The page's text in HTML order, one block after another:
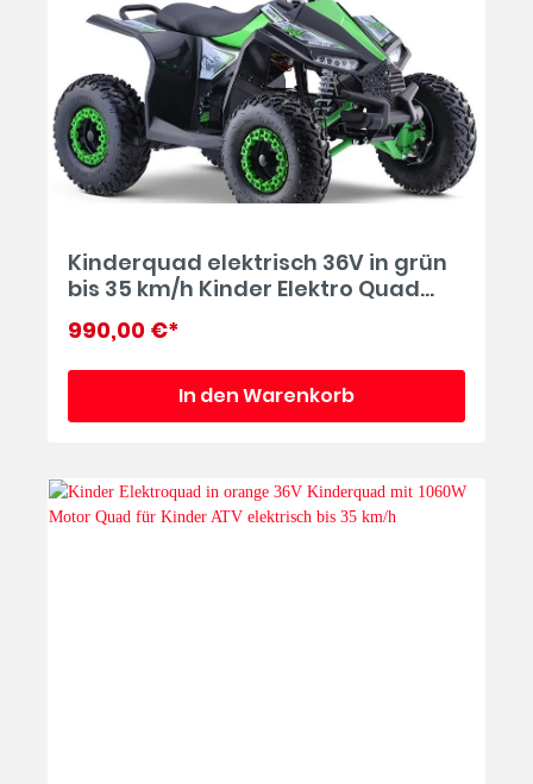
Kinderquad elektrisch 36V in grün
bis 35 km/h Kinder Elektro Quad
Miniquad mit Luftreifen ATV
990,00 €*
In den Warenkorb